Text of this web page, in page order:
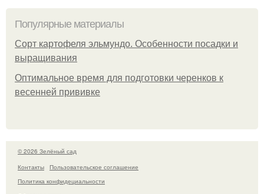
Популярные материалы
Сорт картофеля эльмундо. Особенности посадки и
выращивания
Оптимальное время для подготовки черенков к
весенней прививке
© 2026 Зелёный сад
Контакты
Пользовательское соглашение
Политика конфидециальности